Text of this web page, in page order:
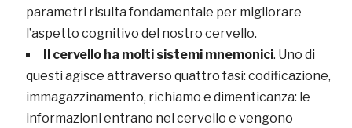
parametri risulta fondamentale per migliorare
l’aspetto cognitivo del nostro cervello.
Il cervello ha molti sistemi mnemonici. Uno di
questi agisce attraverso quattro fasi: codificazione,
immagazzinamento, richiamo e dimenticanza: le
informazioni entrano nel cervello e vengono